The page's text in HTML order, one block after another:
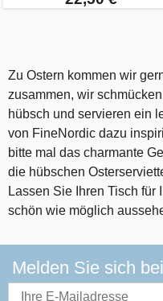
Zu Ostern kommen wir
zusammen, wir
hübsch und servieren ein
von FineNordic dazu
bitte mal das charmante
die hübschen
Lassen Sie Ihren Tisch für
schön wie möglich
Melden Sie sich